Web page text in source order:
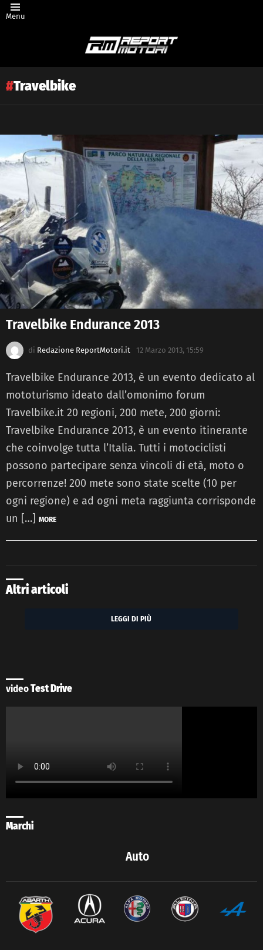
Menu
Travelbike
Latest
story
Travelbike Endurance 2013
di Redazione ReportMotori.it 12 Marzo 2013, 15:59
Travelbike Endurance 2013, è un evento dedicato al
mototurismo ideato dall’omonimo forum
Travelbike.it 20 regioni, 200 mete, 200 giorni:
Travelbike Endurance 2013, è un evento itinerante
che coinvolge tutta l’Italia. Tutti i motociclisti
possono partecipare senza vincoli di età, moto o
percorrenze! 200 mete sono state scelte (10 per
ogni regione) e ad ogni meta raggiunta corrisponde
un […] MORE
Altri articoli
LEGGI DI PIÙ
videoTest Drive
Marchi
Auto